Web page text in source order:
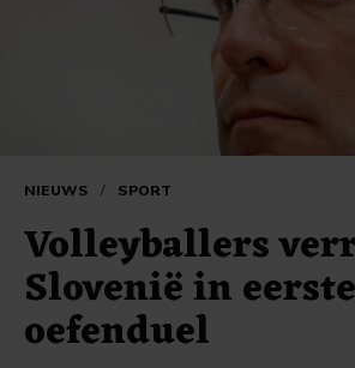
NIEUWS / SPORT
Volleyballers
Slovenië in eerste
oefenduel